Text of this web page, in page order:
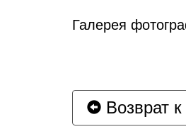
Галерея
Возврат